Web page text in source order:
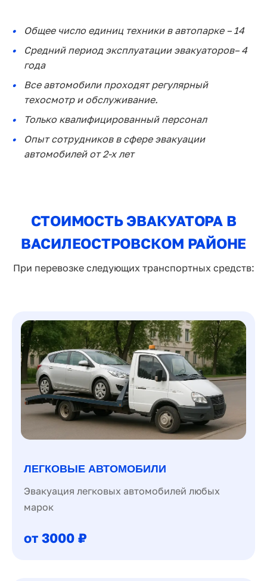
Общее число единиц техники в автопарке – 14
Средний период эксплуатации эвакуаторов– 4
года
Все автомобили проходят регулярный
техосмотр и обслуживание.
Только квалифицированный персонал
Опыт сотрудников в сфере эвакуации
автомобилей от 2-х лет
СТОИМОСТЬ ЭВАКУАТОРА В
ВАСИЛЕОСТРОВСКОМ РАЙОНЕ
При перевозке следующих транспортных средств:
ЛЕГКОВЫЕ АВТОМОБИЛИ
Эвакуация легковых автомобилей любых
марок
от 3000 ₽